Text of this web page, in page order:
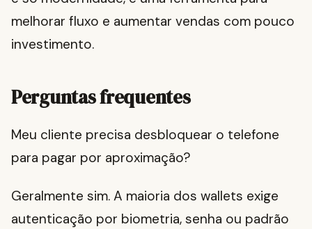
melhorar fluxo e aumentar vendas com pouco
investimento.
Perguntas frequentes
Meu cliente precisa desbloquear o telefone
para pagar por aproximação?
Geralmente sim. A maioria dos wallets exige
autenticação por biometria, senha ou padrão